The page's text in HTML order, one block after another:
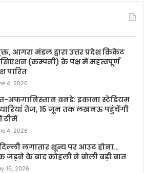
आगरा मंडल द्वारा उत्तर प्रदेश क्रिकेट
(कम्पनी) के पक्ष में महत्वपूर्ण
पारित
4, 2026
अफगानिस्तान वनडे: इकाना स्टेडियम
तेज, 15 जून तक लखनऊ पहुंचेंगी
टीमें
4, 2026
लगातार शून्य पर आउट होना…
जड़ने के बाद कोहली ने बोली बड़ी बात
16, 2026